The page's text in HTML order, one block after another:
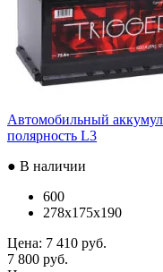
Автомобильный
полярность L3
● В наличии
600
278x175x190
Цена: 7 410 руб.
7 800 руб.